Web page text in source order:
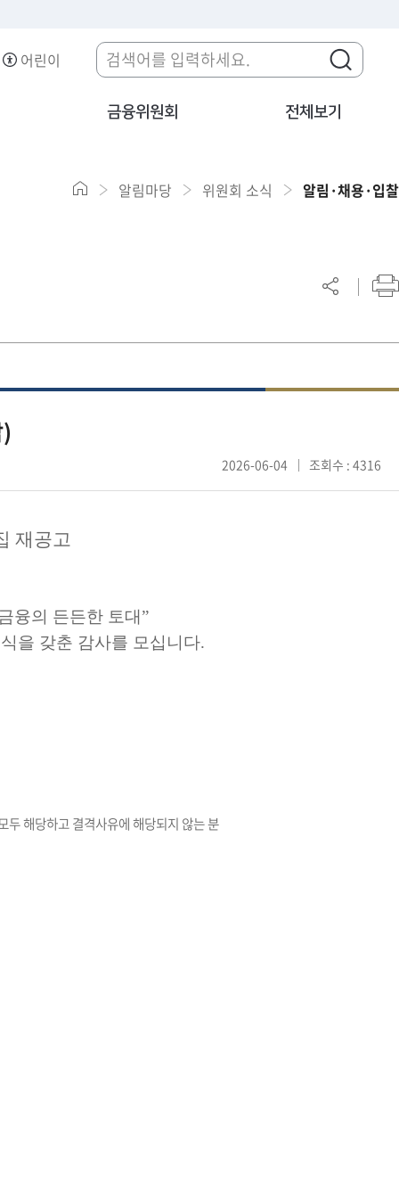
어린이
금융위원회 전체보기
알림마당 위원회 소식 알림·채용·입찰
2026-06-04 조회수 : 4316
재공고
융의 든든한 토대”
을 갖춘 감사를 모십니다.
두 해당하고 결격사유에 해당되지 않는 분